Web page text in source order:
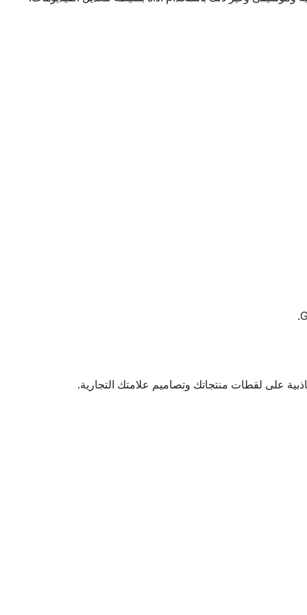
على لقطات منتجاتك وتصاميم علامتك التجارية.